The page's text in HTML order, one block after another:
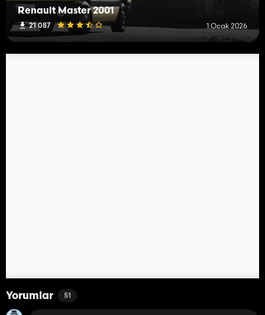
Renault Master 2001
21 087 1 Ocak 2026
Yorumlar 51